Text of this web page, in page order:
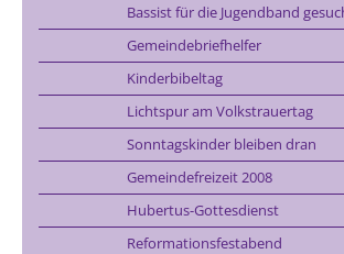
Bassist für die Jugendband
Gemeindebriefhelfer
Kinderbibeltag
Lichtspur am Volkstrauertag
Sonntagskinder bleiben dran
Gemeindefreizeit 2008
Hubertus-Gottesdienst
Reformationsfestabend